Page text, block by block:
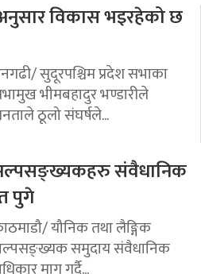
विकास भइरहेको छ
सुदूरपश्चिम प्रदेश सभाका
भीमबहादुर भण्डारीले
ठूलो संघर्षले...
संवैधानिक
पुगे
यौनिक तथा लैङ्गिक
समुदाय संवैधानिक
माग गर्दै...